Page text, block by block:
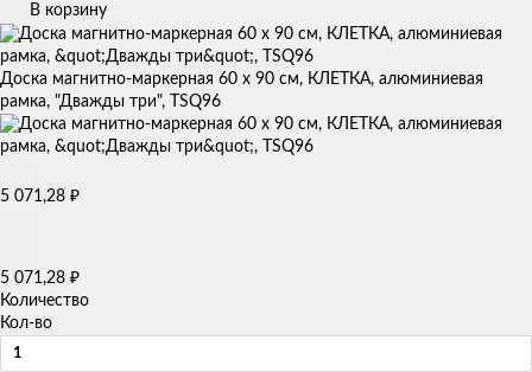
В корзину
Доска магнитно-маркерная 60 x 90 см, КЛЕТКА, алюминиевая
рамка, "Дважды три", TSQ96
5 071,28 ₽
5 071,28 ₽
Количество
Кол-во